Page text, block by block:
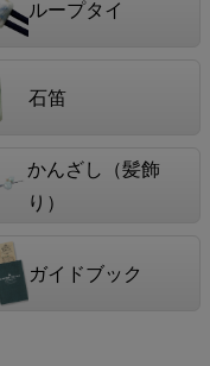
ループタイ
石笛
かんざし（髪飾
り）
ガイドブック